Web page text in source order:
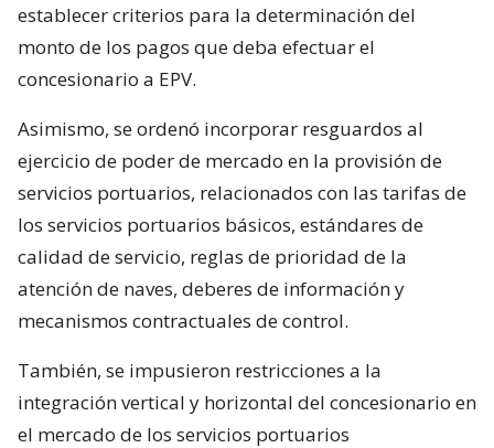
establecer criterios para la determinación del
monto de los pagos que deba efectuar el
concesionario a EPV.
Asimismo, se ordenó incorporar resguardos al
ejercicio de poder de mercado en la provisión de
servicios portuarios, relacionados con las tarifas de
los servicios portuarios básicos, estándares de
calidad de servicio, reglas de prioridad de la
atención de naves, deberes de información y
mecanismos contractuales de control.
También, se impusieron restricciones a la
integración vertical y horizontal del concesionario en
el mercado de los servicios portuarios